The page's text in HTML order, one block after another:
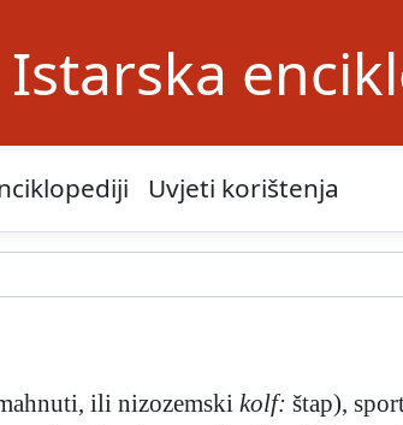
Istarska
Uvjeti korištenja
ili nizozemski kolf: štap),